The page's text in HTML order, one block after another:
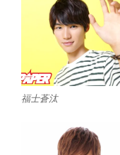
福士蒼汰